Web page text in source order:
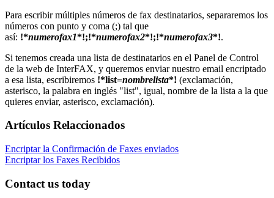
Para escribir múltiples números de fax destinatarios, separaremos los
números con punto y coma (;) tal que
así: !*numerofax1*!;!*numerofax2*!;!*numerofax3*!.
Si tenemos creada una lista de destinatarios en el Panel de Control
de la web de InterFAX, y queremos enviar nuestro email encriptado
a esa lista, escribiremos !*list=nombrelista*! (exclamación,
asterisco, la palabra en inglés "list", igual, nombre de la lista a la que
quieres enviar, asterisco, exclamación).
Artículos Relaccionados
Encriptar la Confirmación de Faxes enviados
Encriptar los Faxes Recibidos
Contact us today